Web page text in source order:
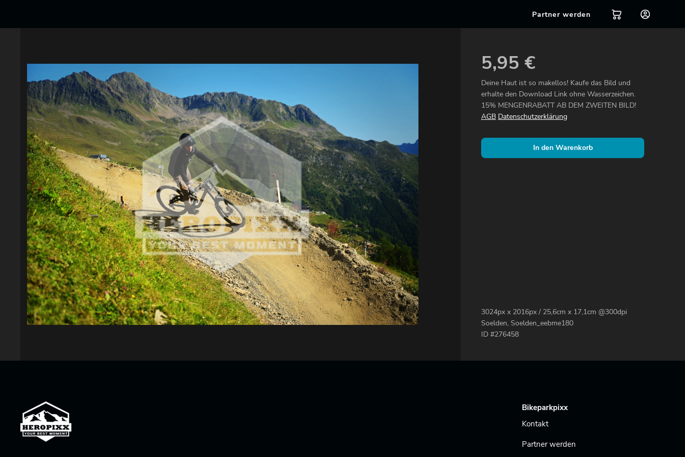
Partner werden
5,95 €
Deine Haut ist so makellos! Kaufe das Bild und
erhalte den Download Link ohne Wasserzeichen.
15% MENGENRABATT AB DEM ZWEITEN BILD!
AGB Datenschutzerklärung
In den Warenkorb
3024px x 2016px / 25,6cm x 17,1cm @300dpi
Soelden, Soelden_eebme180
ID #276458
Bikeparkpixx
Kontakt
Partner werden